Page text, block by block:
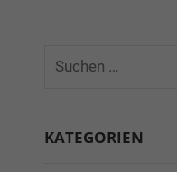
KATEGORIEN